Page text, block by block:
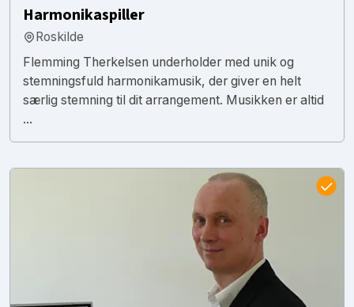
Harmonikaspiller
Roskilde
Flemming Therkelsen underholder med unik og
stemningsfuld harmonikamusik, der giver en helt
særlig stemning til dit arrangement. Musikken er altid
...